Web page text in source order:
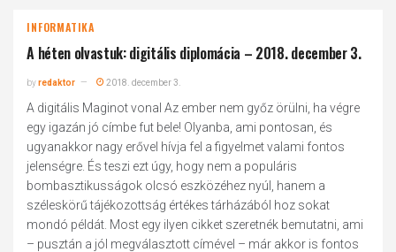
INFORMATIKA
A héten olvastuk: digitális diplomácia – 2018. december 3.
byredaktor 2018. december 3.
A digitális Maginot vonal Az ember nem győz örülni, ha végre
egy igazán jó címbe fut bele! Olyanba, ami pontosan, és
ugyanakkor nagy erővel hívja fel a figyelmet valami fontos
jelenségre. És teszi ezt úgy, hogy nem a populáris
bombasztikusságok olcsó eszközéhez nyúl, hanem a
széleskörű tájékozottság értékes tárházából hoz sokat
mondó példát. Most egy ilyen cikket szeretnék bemutatni, ami
– pusztán a jól megválasztott címével – már akkor is fontos